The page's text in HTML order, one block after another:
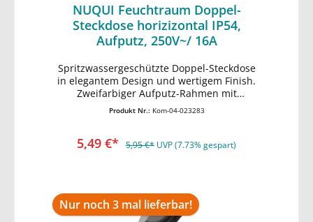
NUQUI Feuchtraum Doppel-
Steckdose horizizontal IP54,
Aufputz, 250V~/ 16A
Spritzwassergeschützte Doppel-Steckdose
in elegantem Design und wertigem Finish.
Zweifarbiger Aufputz-Rahmen mit
dunkelgrauem Deckel mit Federschließung.
Installation: Schraubenlose Terminals •
HxBxT 125x77x55mm
Produkt Nr.: Kom-04-023283
5,49 €* 5,95 €* UVP (7.73% gespart)
In den Warenkorb
Nur noch 3 mal lieferbar!